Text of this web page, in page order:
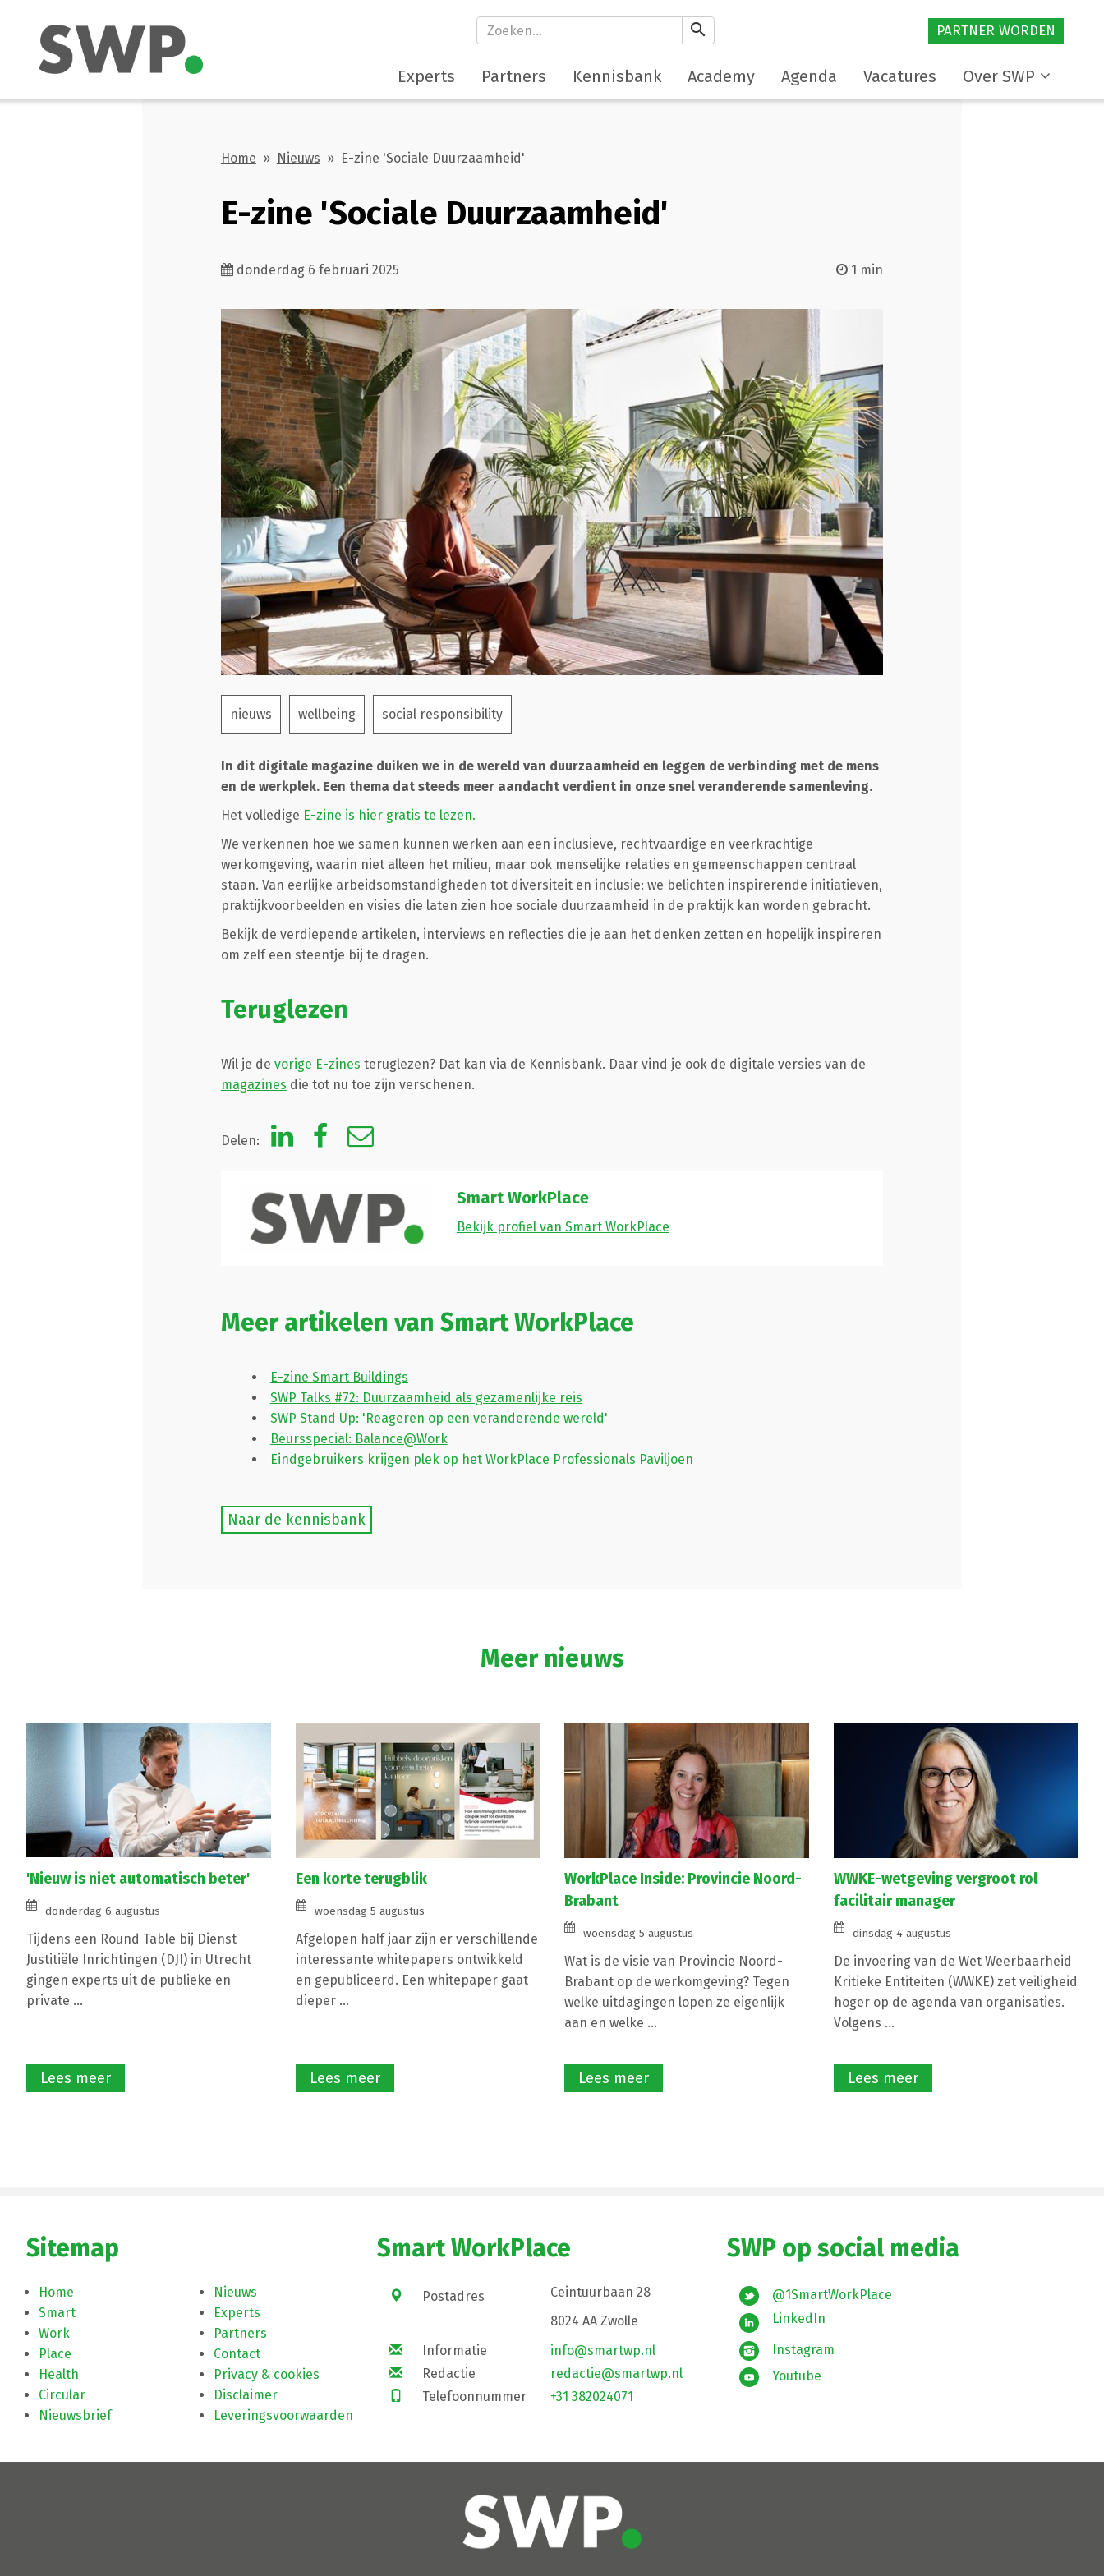
search PARTNER WORDEN
Experts Partners Kennisbank Academy Agenda Vacatures Over SWP
Home » Nieuws » E-zine 'Sociale Duurzaamheid'
E-zine 'Sociale Duurzaamheid'
donderdag 6 februari 2025 1 min
nieuws wellbeing social responsibility
In dit digitale magazine duiken we in de wereld van duurzaamheid en leggen de verbinding met de mens
en de werkplek. Een thema dat steeds meer aandacht verdient in onze snel veranderende samenleving.
Het volledige E-zine is hier gratis te lezen.
We verkennen hoe we samen kunnen werken aan een inclusieve, rechtvaardige en veerkrachtige
werkomgeving, waarin niet alleen het milieu, maar ook menselijke relaties en gemeenschappen centraal
staan. Van eerlijke arbeidsomstandigheden tot diversiteit en inclusie: we belichten inspirerende initiatieven,
praktijkvoorbeelden en visies die laten zien hoe sociale duurzaamheid in de praktijk kan worden gebracht.
Bekijk de verdiepende artikelen, interviews en reflecties die je aan het denken zetten en hopelijk inspireren
om zelf een steentje bij te dragen.
Teruglezen
Wil je de vorige E-zines teruglezen? Dat kan via de Kennisbank. Daar vind je ook de digitale versies van de
magazines die tot nu toe zijn verschenen.
Delen:
Smart WorkPlace
Bekijk profiel van Smart WorkPlace
Meer artikelen van Smart WorkPlace
E-zine Smart Buildings
SWP Talks #72: Duurzaamheid als gezamenlijke reis
SWP Stand Up: 'Reageren op een veranderende wereld'
Beursspecial: Balance@Work
Eindgebruikers krijgen plek op het WorkPlace Professionals Paviljoen
Naar de kennisbank
Meer nieuws
'Nieuw is niet automatisch beter'
donderdag 6 augustus
Tijdens een Round Table bij Dienst
Justitiële Inrichtingen (DJI) in Utrecht
gingen experts uit de publieke en
private ...
Lees meer
Een korte terugblik
woensdag 5 augustus
Afgelopen half jaar zijn er verschillende
interessante whitepapers ontwikkeld
en gepubliceerd. Een whitepaper gaat
dieper ...
Lees meer
WorkPlace Inside: Provincie Noord-
Brabant
woensdag 5 augustus
Wat is de visie van Provincie Noord-
Brabant op de werkomgeving? Tegen
welke uitdagingen lopen ze eigenlijk
aan en welke ...
Lees meer
WWKE-wetgeving vergroot rol
facilitair manager
dinsdag 4 augustus
De invoering van de Wet Weerbaarheid
Kritieke Entiteiten (WWKE) zet veiligheid
hoger op de agenda van organisaties.
Volgens ...
Lees meer
Sitemap
Home
Smart
Work
Place
Health
Circular
Nieuwsbrief
Nieuws
Experts
Partners
Contact
Privacy & cookies
Disclaimer
Leveringsvoorwaarden
Smart WorkPlace
Postadres
Ceintuurbaan 28
8024 AA Zwolle
Informatie
info@smartwp.nl
Redactie
redactie@smartwp.nl
Telefoonnummer
+31 382024071
SWP op social media
@1SmartWorkPlace
LinkedIn
Instagram
Youtube